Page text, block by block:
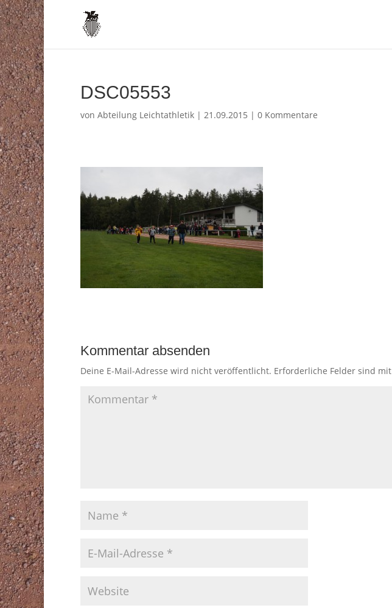
DSC05553
von Abteilung Leichtathletik | 21.09.2015 | 0 Kommentare
Kommentar absenden
Deine E-Mail-Adresse wird nicht veröffentlicht. Erforderliche Felder sind mit